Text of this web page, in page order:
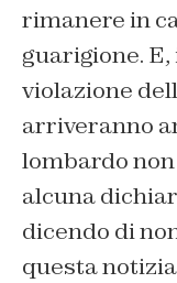
rimanere in
guarigione.
violazione
arriveranno
lombardo
alcuna
dicendo di
questa